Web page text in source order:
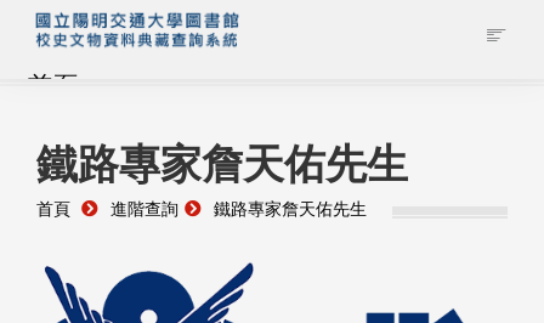
首頁
藏品查詢
校史館簡介
藏品清單全覽
鐵路專家詹天佑先生
首頁 進階查詢 鐵路專家詹天佑先生